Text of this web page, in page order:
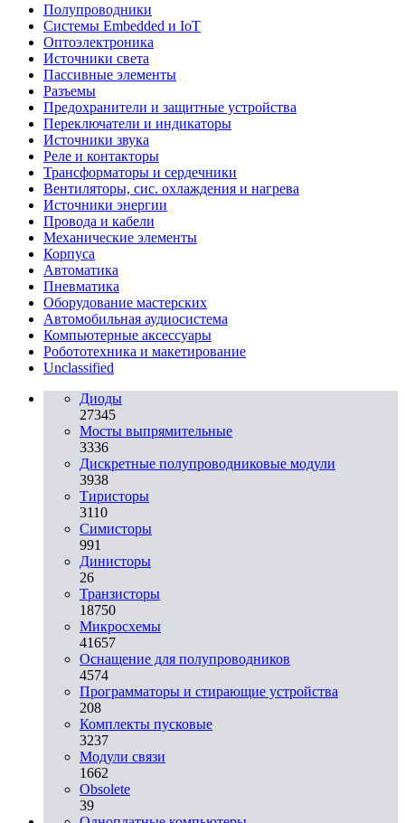
Полупроводники
Системы Embedded и IoT
Oптоэлектроника
Источники света
Пассивные элементы
Разъeмы
Предохранители и защитные устройства
Переключатели и индикаторы
Источники звука
Реле и контакторы
Трансформаторы и сердечники
Вентиляторы, сис. охлаждения и нагрева
Источники энергии
Провода и кабели
Механические элементы
Корпуса
Автоматика
Пневматика
Оборудование мастерских
Автомобильная аудиосистема
Компьютерные аксессуары
Робототехника и макетирование
Unclassified
Диоды
27345
Мосты выпрямительные
3336
Дискретные полупроводниковые модули
3938
Тиристоры
3110
Симисторы
991
Динисторы
26
Транзисторы
18750
Микросхемы
41657
Оснащение для полупроводников
4574
Программаторы и стирающие устройства
208
Комплекты пусковые
3237
Модули связи
1662
Obsolete
39